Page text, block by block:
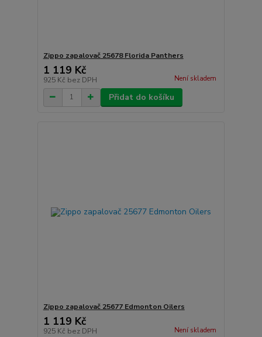
Zippo zapalovač 25678 Florida Panthers
1 119 Kč
925 Kč bez DPH Není skladem
Přidat do košíku
Zippo zapalovač 25677 Edmonton Oilers
1 119 Kč
925 Kč bez DPH Není skladem